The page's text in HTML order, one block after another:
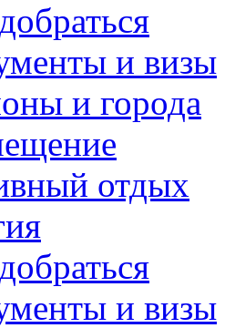
и визы
и города
отдых
и визы